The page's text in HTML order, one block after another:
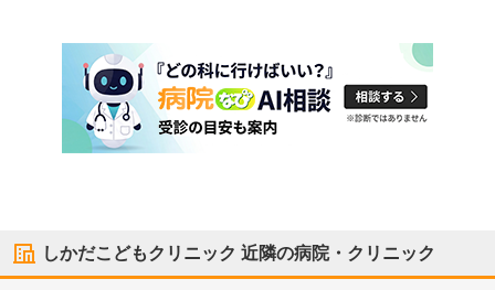
しかだこどもクリニック 近隣の病院・クリニック